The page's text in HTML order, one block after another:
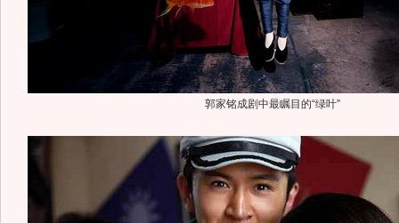
郭家铭成剧中最瞩目的“绿叶”